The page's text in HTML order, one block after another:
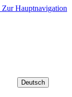
Zur Hauptnavigation
Deutsch